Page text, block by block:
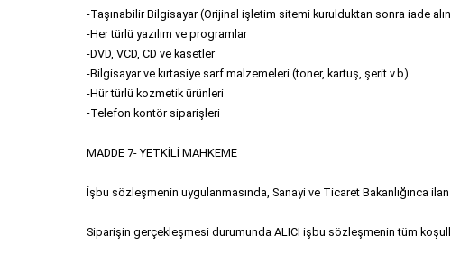
-Taşınabilir Bilgisayar (Orijinal işletim sitemi kurulduktan sonra iade
-Her türlü yazılım ve programlar
-DVD, VCD, CD ve kasetler
-Bilgisayar ve kırtasiye sarf malzemeleri (toner, kartuş, şerit v.b)
-Hür türlü kozmetik ürünleri
-Telefon kontör siparişleri
MADDE 7- YETKİLİ MAHKEME
İşbu sözleşmenin uygulanmasında, Sanayi ve Ticaret Bakanlığınca
Siparişin gerçekleşmesi durumunda ALICI işbu sözleşmenin tüm